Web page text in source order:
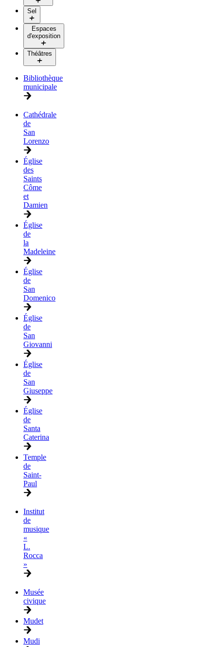
Sel
Espaces
d'exposition
Théâtres
Bibliothèque
municipale
Cathédrale
de
San
Lorenzo
Église
des
Saints
Côme
et
Damien
Église
de
la
Madeleine
Église
de
San
Domenico
Église
de
San
Giovanni
Église
de
San
Giuseppe
Église
de
Santa
Caterina
Temple
de
Saint-
Paul
Institut
de
musique
«
L.
Rocca
»
Musée
civique
Mudet
Mudi